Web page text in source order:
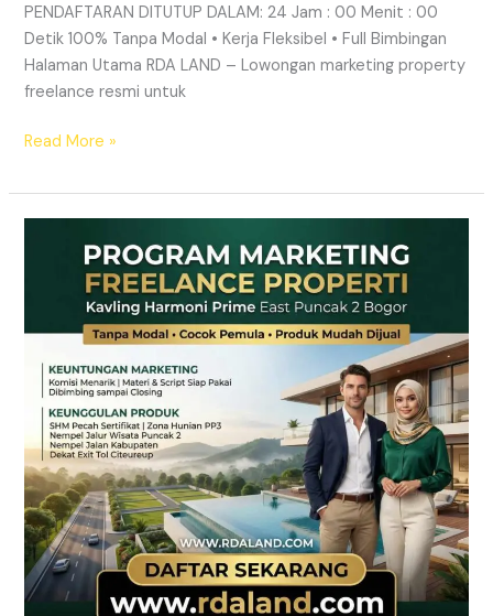
PENDAFTARAN DITUTUP DALAM: 24 Jam : 00 Menit : 00
Detik 100% Tanpa Modal • Kerja Fleksibel • Full Bimbingan
Halaman Utama RDA LAND – Lowongan marketing property
freelance resmi untuk
Read More »
Marketing
Freelance
Tanpa
Modal
RDA
LAND